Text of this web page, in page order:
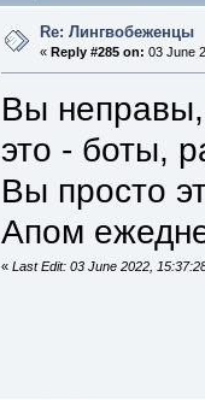
Re: Лингвобеженцы
«Reply #285 on: 03 June
Вы
это - боты,
Вы просто
Апом
« Last Edit: 03 June 2022,